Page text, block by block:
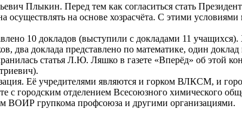
Плыкин. Перед тем как согласиться стать
на основе хозрасчёта. С этими
10 докладов (выступили с докладами 11
два доклада представлено по математике, один
статья Л.Ю. Ляшко в газете «Вперёд» об этой
Её учредителями являются и горком ВЛКСМ, и
с городским отделением Всесоюзного химического
ВОИР групкома профсоюза и другими организациями.